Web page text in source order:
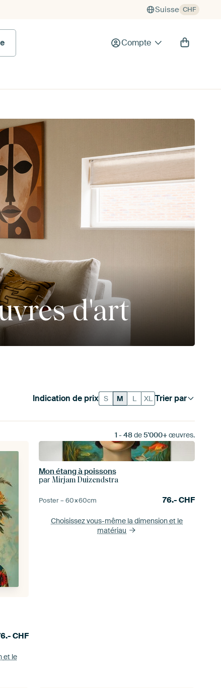
Suisse CHF
Compte
d'art
Trier par
Indication de prix S M L XL
1 - 48de5'000+œuvres.
CHF
et le
Mon étang à poissons
parMirjam Duizendstra
Poster –60×60cm 76.- CHF
Choisissez vous-même la dimensionet le
matériau